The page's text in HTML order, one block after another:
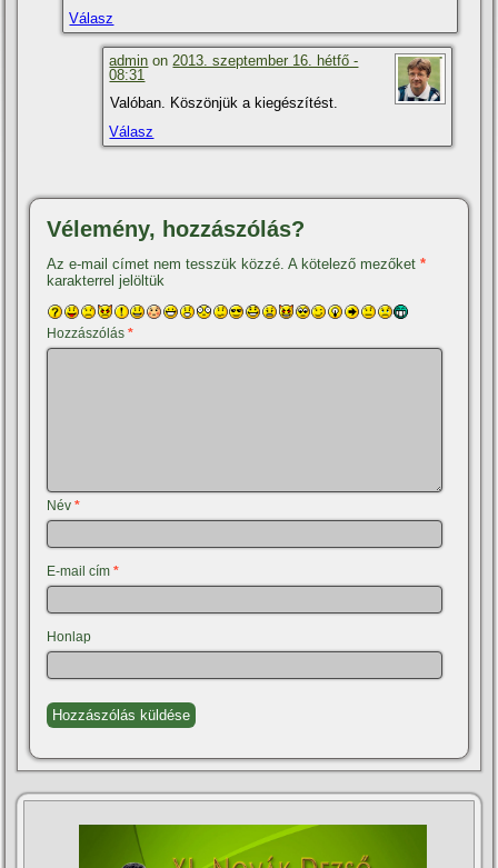
Válasz
admin on 2013. szeptember 16. hétfő -
08:31
Valóban. Köszönjük a kiegészí­tést.
Válasz
Vélemény, hozzászólás?
Az e-mail címet nem tesszük közzé. A kötelező mezőket*
karakterrel jelöltük
Hozzászólás*
Név*
E-mail cím*
Honlap